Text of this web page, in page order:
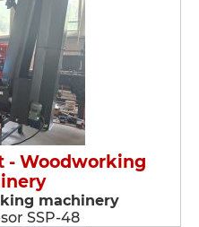
- Woodworking
machinery
SSP-48